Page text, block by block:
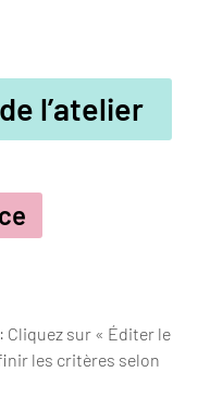
l’atelier
: Cliquez sur « Éditer le
les critères selon